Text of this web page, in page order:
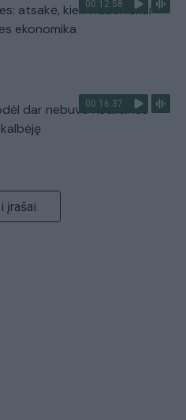
00:12:58
atsakė, kiek vidutiniškai
ekonomika
00:16:37
dar nebuvo Koalicinės
įrašai